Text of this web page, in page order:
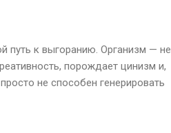
путь к выгоранию. Организм — не
порождает цинизм и,
не способен генерировать